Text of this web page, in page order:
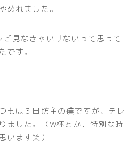
めれました。
ビ見なきゃいけないって思って
です。
もは３日坊主の僕ですが、テレ
ました。（W杯とか、特別な時
います笑）